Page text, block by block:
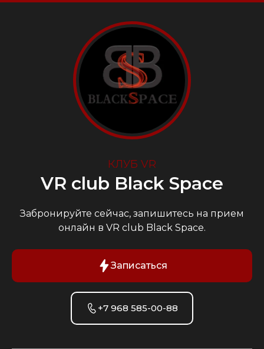
КЛУБ VR
VR club Black Space
Забронируйте сейчас, запишитесь на прием
онлайн в VR club Black Space.
Записаться
+7 968 585-00-88